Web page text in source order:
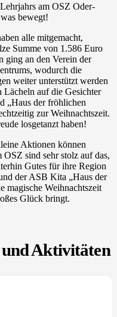
am OSZ Oder-
bewegt!
alle mitgemacht,
Summe von 1.586 Euro
ging an den Verein der
wodurch die
weiter unterstützt werden
Lächeln auf die Gesichter
„Haus der fröhlichen
zur Weihnachtszeit.
losgetanzt haben!
Aktionen können
sind sehr stolz auf das,
Gutes für ihre Region
der ASB Kita „Haus der
magische Weihnachtszeit
Glück bringt.
Aktivitäten